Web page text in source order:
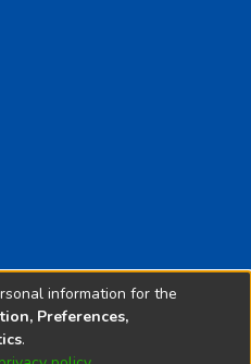
estan
information for the
Preferences,
.